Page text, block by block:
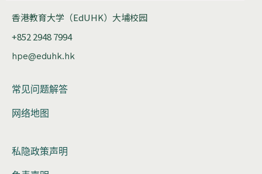
香港教育大学（EdUHK）大埔校园
+852 2948 7994
hpe@eduhk.hk
常见问题解答
网络地图
私隐政策声明